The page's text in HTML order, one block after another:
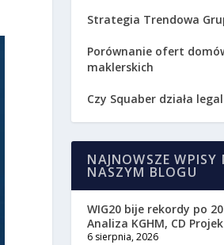
Strategia Trendowa
Porównanie ofert
maklerskich
Czy Squaber działa
NAJNOWSZE WPISY
NASZYM BLOGU
WIG20 bije rekordy po
Analiza KGHM, CD
6 sierpnia, 2026